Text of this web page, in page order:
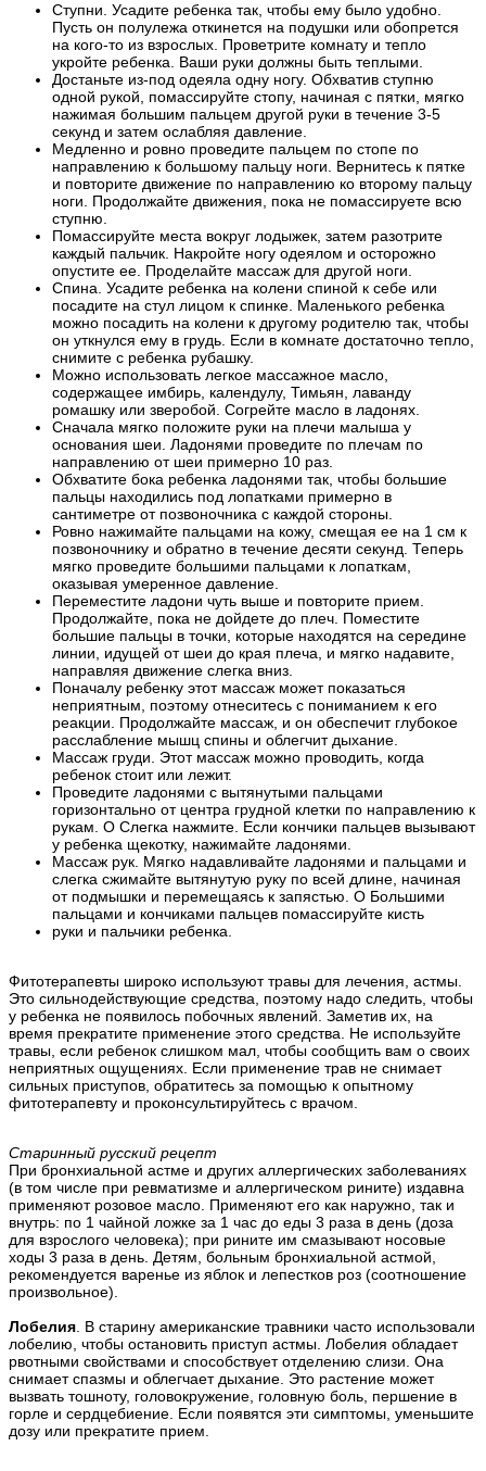
Ступни. Усадите ребенка так, чтобы ему было удобно.
Пусть он полулежа откинется на подушки или обопрется
на кого-то из взрослых. Проветрите комнату и тепло
укройте ребенка. Ваши руки должны быть теплыми.
Достаньте из-под одеяла одну ногу. Обхватив ступню
одной рукой, помассируйте стопу, начиная с пятки, мягко
нажимая большим пальцем другой руки в течение 3-5
секунд и затем ослабляя давление.
Медленно и ровно проведите пальцем по стопе по
направлению к большому пальцу ноги. Вернитесь к пятке
и повторите движение по направлению ко второму пальцу
ноги. Продолжайте движения, пока не помассируете всю
ступню.
Помассируйте места вокруг лодыжек, затем разотрите
каждый пальчик. Накройте ногу одеялом и осторожно
опустите ее. Проделайте массаж для другой ноги.
Спина. Усадите ребенка на колени спиной к себе или
посадите на стул лицом к спинке. Маленького ребенка
можно посадить на колени к другому родителю так, чтобы
он уткнулся ему в грудь. Если в комнате достаточно тепло,
снимите с ребенка рубашку.
Можно использовать легкое массажное масло,
содержащее имбирь, календулу, Тимьян, лаванду
ромашку или зверобой. Согрейте масло в ладонях.
Сначала мягко положите руки на плечи малыша у
основания шеи. Ладонями проведите по плечам по
направлению от шеи примерно 10 раз.
Обхватите бока ребенка ладонями так, чтобы большие
пальцы находились под лопатками примерно в
сантиметре от позвоночника с каждой стороны.
Ровно нажимайте пальцами на кожу, смещая ее на 1 см к
позвоночнику и обратно в течение десяти секунд. Теперь
мягко проведите большими пальцами к лопаткам,
оказывая умеренное давление.
Переместите ладони чуть выше и повторите прием.
Продолжайте, пока не дойдете до плеч. Поместите
большие пальцы в точки, которые находятся на середине
линии, идущей от шеи до края плеча, и мягко надавите,
направляя движение слегка вниз.
Поначалу ребенку этот массаж может показаться
неприятным, поэтому отнеситесь с пониманием к его
реакции. Продолжайте массаж, и он обеспечит глубокое
расслабление мышц спины и облегчит дыхание.
Массаж груди. Этот массаж можно проводить, когда
ребенок стоит или лежит.
Проведите ладонями с вытянутыми пальцами
горизонтально от центра грудной клетки по направлению к
рукам. О Слегка нажмите. Если кончики пальцев вызывают
у ребенка щекотку, нажимайте ладонями.
Массаж рук. Мягко надавливайте ладонями и пальцами и
слегка сжимайте вытянутую руку по всей длине, начиная
от подмышки и перемещаясь к запястью. О Большими
пальцами и кончиками пальцев помассируйте кисть
руки и пальчики ребенка.
Фитотерапевты широко используют травы для лечения, астмы.
Это сильнодействующие средства, поэтому надо следить, чтобы
у ребенка не появилось побочных явлений. Заметив их, на
время прекратите применение этого средства. Не используйте
травы, если ребенок слишком мал, чтобы сообщить вам о своих
неприятных ощущениях. Если применение трав не снимает
сильных приступов, обратитесь за помощью к опытному
фитотерапевту и проконсультируйтесь с врачом.
Старинный русский рецепт
При бронхиальной астме и других аллергических заболеваниях
(в том числе при ревматизме и аллергическом рините) издавна
применяют розовое масло. Применяют его как наружно, так и
внутрь: по 1 чайной ложке за 1 час до еды 3 раза в день (доза
для взрослого человека); при рините им смазывают носовые
ходы 3 раза в день. Детям, больным бронхиальной астмой,
рекомендуется варенье из яблок и лепестков роз (соотношение
произвольное).
Лобелия. В старину американские травники часто использовали
лобелию, чтобы остановить приступ астмы. Лобелия обладает
рвотными свойствами и способствует отделению слизи. Она
снимает спазмы и облегчает дыхание. Это растение может
вызвать тошноту, головокружение, головную боль, першение в
горле и сердцебиение. Если появятся эти симптомы, уменьшите
дозу или прекратите прием.